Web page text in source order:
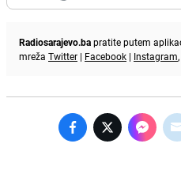
Radiosarajevo.bapratite putem
mreža Twitter | Facebook | Instagram